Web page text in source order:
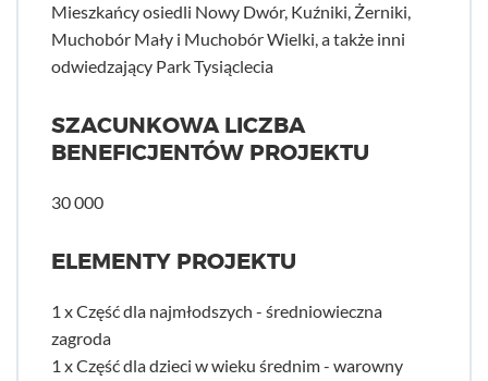
Mieszkańcy osiedli Nowy Dwór, Kuźniki, Żerniki,
Muchobór Mały i Muchobór Wielki, a także inni
odwiedzający Park Tysiąclecia
SZACUNKOWA LICZBA
BENEFICJENTÓW PROJEKTU
30 000
ELEMENTY PROJEKTU
1 x Część dla najmłodszych - średniowieczna
zagroda
1 x Część dla dzieci w wieku średnim - warowny